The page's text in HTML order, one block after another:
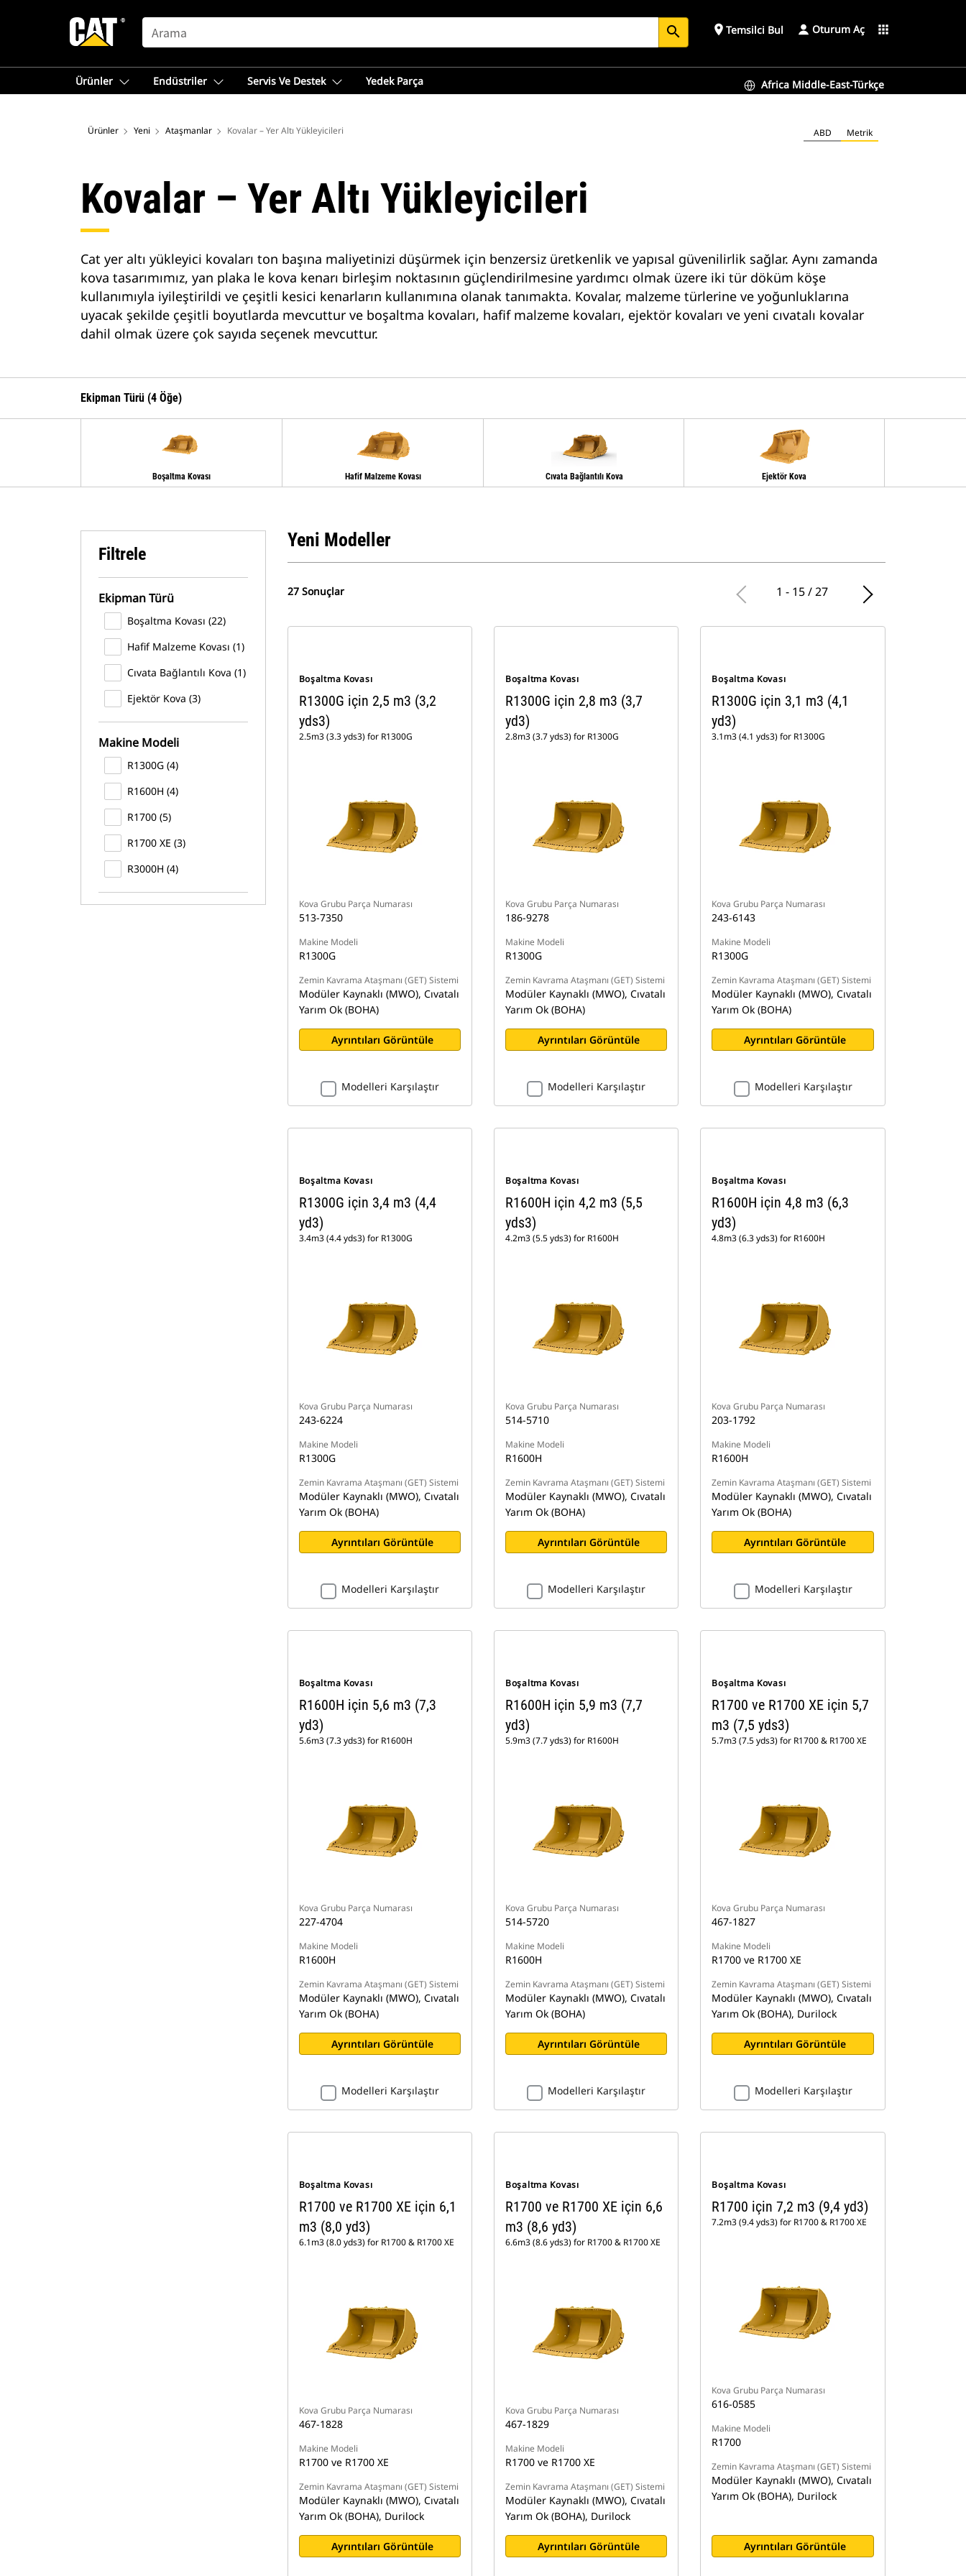
SEARCH search place Temsilci Bul Oturum Aç apps
Ürünler Endüstriler Servis Ve Destek Yedek Parça Africa Middle-East-Türkçe
Ürünler Yeni Ataşmanlar Kovalar – Yer Altı Yükleyicileri ABD Metrik
Kovalar – Yer Altı Yükleyicileri
Cat yer altı yükleyici kovaları ton başına maliyetinizi düşürmek için benzersiz üretkenlik ve yapısal güvenilirlik sağlar. Aynı zamanda
kova tasarımımız, yan plaka le kova kenarı birleşim noktasının güçlendirilmesine yardımcı olmak üzere iki tür döküm köşe
kullanımıyla iyileştirildi ve çeşitli kesici kenarların kullanımına olanak tanımakta. Kovalar, malzeme türlerine ve yoğunluklarına
uyacak şekilde çeşitli boyutlarda mevcuttur ve boşaltma kovaları, hafif malzeme kovaları, ejektör kovaları ve yeni cıvatalı kovalar
dahil olmak üzere çok sayıda seçenek mevcuttur.
Ekipman Türü (4 Öğe)
Boşaltma Kovası Hafif Malzeme Kovası Cıvata Bağlantılı Kova Ejektör Kova
Filtrele
Ekipman Türü
Boşaltma Kovası (22)
Hafif Malzeme Kovası (1)
Cıvata Bağlantılı Kova (1)
Ejektör Kova (3)
Makine Modeli
R1300G (4)
R1600H (4)
R1700 (5)
R1700 XE (3)
R3000H (4)
Yeni Modeller
27 Sonuçlar 1 - 15 / 27
Boşaltma Kovası
R1300G için 2,5 m3 (3,2
yds3)
2.5m3 (3.3 yds3) for R1300G
Kova Grubu Parça Numarası
513-7350
Makine Modeli
R1300G
Zemin Kavrama Ataşmanı (GET) Sistemi
Modüler Kaynaklı (MWO), Cıvatalı
Yarım Ok (BOHA)
Ayrıntıları Görüntüle
Modelleri Karşılaştır
Boşaltma Kovası
R1300G için 2,8 m3 (3,7
yd3)
2.8m3 (3.7 yds3) for R1300G
Kova Grubu Parça Numarası
186-9278
Makine Modeli
R1300G
Zemin Kavrama Ataşmanı (GET) Sistemi
Modüler Kaynaklı (MWO), Cıvatalı
Yarım Ok (BOHA)
Ayrıntıları Görüntüle
Modelleri Karşılaştır
Boşaltma Kovası
R1300G için 3,1 m3 (4,1
yd3)
3.1m3 (4.1 yds3) for R1300G
Kova Grubu Parça Numarası
243-6143
Makine Modeli
R1300G
Zemin Kavrama Ataşmanı (GET) Sistemi
Modüler Kaynaklı (MWO), Cıvatalı
Yarım Ok (BOHA)
Ayrıntıları Görüntüle
Modelleri Karşılaştır
Boşaltma Kovası
R1300G için 3,4 m3 (4,4
yd3)
3.4m3 (4.4 yds3) for R1300G
Kova Grubu Parça Numarası
243-6224
Makine Modeli
R1300G
Zemin Kavrama Ataşmanı (GET) Sistemi
Modüler Kaynaklı (MWO), Cıvatalı
Yarım Ok (BOHA)
Ayrıntıları Görüntüle
Modelleri Karşılaştır
Boşaltma Kovası
R1600H için 4,2 m3 (5,5
yds3)
4.2m3 (5.5 yds3) for R1600H
Kova Grubu Parça Numarası
514-5710
Makine Modeli
R1600H
Zemin Kavrama Ataşmanı (GET) Sistemi
Modüler Kaynaklı (MWO), Cıvatalı
Yarım Ok (BOHA)
Ayrıntıları Görüntüle
Modelleri Karşılaştır
Boşaltma Kovası
R1600H için 4,8 m3 (6,3
yd3)
4.8m3 (6.3 yds3) for R1600H
Kova Grubu Parça Numarası
203-1792
Makine Modeli
R1600H
Zemin Kavrama Ataşmanı (GET) Sistemi
Modüler Kaynaklı (MWO), Cıvatalı
Yarım Ok (BOHA)
Ayrıntıları Görüntüle
Modelleri Karşılaştır
Boşaltma Kovası
R1600H için 5,6 m3 (7,3
yd3)
5.6m3 (7.3 yds3) for R1600H
Kova Grubu Parça Numarası
227-4704
Makine Modeli
R1600H
Zemin Kavrama Ataşmanı (GET) Sistemi
Modüler Kaynaklı (MWO), Cıvatalı
Yarım Ok (BOHA)
Ayrıntıları Görüntüle
Modelleri Karşılaştır
Boşaltma Kovası
R1600H için 5,9 m3 (7,7
yd3)
5.9m3 (7.7 yds3) for R1600H
Kova Grubu Parça Numarası
514-5720
Makine Modeli
R1600H
Zemin Kavrama Ataşmanı (GET) Sistemi
Modüler Kaynaklı (MWO), Cıvatalı
Yarım Ok (BOHA)
Ayrıntıları Görüntüle
Modelleri Karşılaştır
Boşaltma Kovası
R1700 ve R1700 XE için 5,7
m3 (7,5 yds3)
5.7m3 (7.5 yds3) for R1700 & R1700 XE
Kova Grubu Parça Numarası
467-1827
Makine Modeli
R1700 ve R1700 XE
Zemin Kavrama Ataşmanı (GET) Sistemi
Modüler Kaynaklı (MWO), Cıvatalı
Yarım Ok (BOHA), Durilock
Ayrıntıları Görüntüle
Modelleri Karşılaştır
Boşaltma Kovası
R1700 ve R1700 XE için 6,1
m3 (8,0 yd3)
6.1m3 (8.0 yds3) for R1700 & R1700 XE
Kova Grubu Parça Numarası
467-1828
Makine Modeli
R1700 ve R1700 XE
Zemin Kavrama Ataşmanı (GET) Sistemi
Modüler Kaynaklı (MWO), Cıvatalı
Yarım Ok (BOHA), Durilock
Ayrıntıları Görüntüle
Boşaltma Kovası
R1700 ve R1700 XE için 6,6
m3 (8,6 yd3)
6.6m3 (8.6 yds3) for R1700 & R1700 XE
Kova Grubu Parça Numarası
467-1829
Makine Modeli
R1700 ve R1700 XE
Zemin Kavrama Ataşmanı (GET) Sistemi
Modüler Kaynaklı (MWO), Cıvatalı
Yarım Ok (BOHA), Durilock
Ayrıntıları Görüntüle
Boşaltma Kovası
R1700 için 7,2 m3 (9,4 yd3)
7.2m3 (9.4 yds3) for R1700 & R1700 XE
Kova Grubu Parça Numarası
616-0585
Makine Modeli
R1700
Zemin Kavrama Ataşmanı (GET) Sistemi
Modüler Kaynaklı (MWO), Cıvatalı
Yarım Ok (BOHA), Durilock
Ayrıntıları Görüntüle